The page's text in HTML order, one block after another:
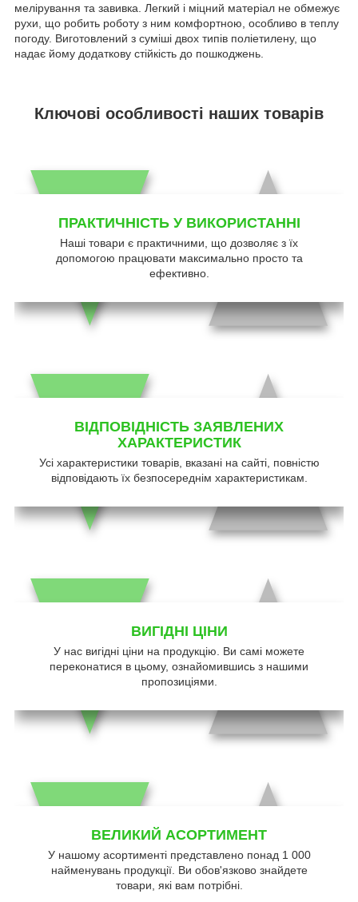
мелірування та завивка. Легкий і міцний матеріал не обмежує
рухи, що робить роботу з ним комфортною, особливо в теплу
погоду. Виготовлений з суміші двох типів поліетилену, що
надає йому додаткову стійкість до пошкоджень.
Ключові особливості наших товарів
ПРАКТИЧНІСТЬ У ВИКОРИСТАННІ
Наші товари є практичними, що дозволяє з їх
допомогою працювати максимально просто та
ефективно.
ВІДПОВІДНІСТЬ ЗАЯВЛЕНИХ
ХАРАКТЕРИСТИК
Усі характеристики товарів, вказані на сайті, повністю
відповідають їх безпосереднім характеристикам.
ВИГІДНІ ЦІНИ
У нас вигідні ціни на продукцію. Ви самі можете
переконатися в цьому, ознайомившись з нашими
пропозиціями.
ВЕЛИКИЙ АСОРТИМЕНТ
У нашому асортименті представлено понад 1 000
найменувань продукції. Ви обов'язково знайдете
товари, які вам потрібні.